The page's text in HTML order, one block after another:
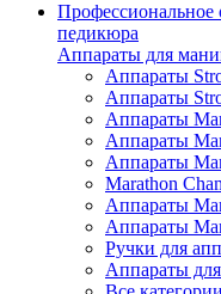
Профессиональное
педикюра
Аппараты для
Аппараты
Аппараты
Аппараты
Аппараты
Аппараты
Marathon
Аппараты
Аппараты
Ручки для
Аппараты